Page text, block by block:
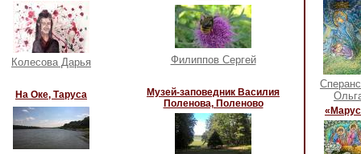
Колесова Дарья Филиппов Сергей
На Оке, Таруса
Музей-заповедник Василия
Поленова, Поленово